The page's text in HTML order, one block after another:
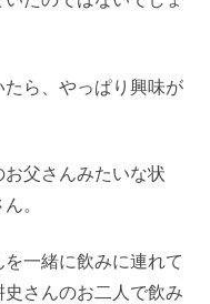
ら、やっぱり興味が
父さんみたいな状
。
一緒に飲みに連れて
さんのお二人で飲み